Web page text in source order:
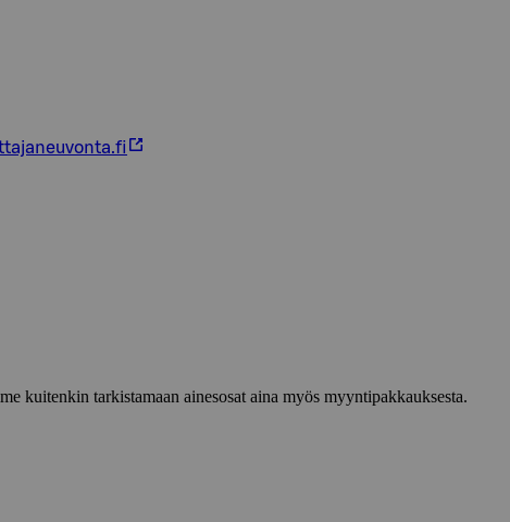
kuitenkin tarkistamaan ainesosat aina myös myyntipakkauksesta.